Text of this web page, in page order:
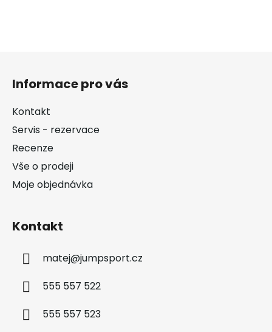
Informace pro vás
Kontakt
Servis - rezervace
Recenze
Vše o prodeji
Moje objednávka
Kontakt
matej@jumpsport.cz
555 557 522
555 557 523